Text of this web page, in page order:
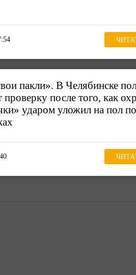
пакли». В Челябинске
проверку после того, как
ударом уложил на пол